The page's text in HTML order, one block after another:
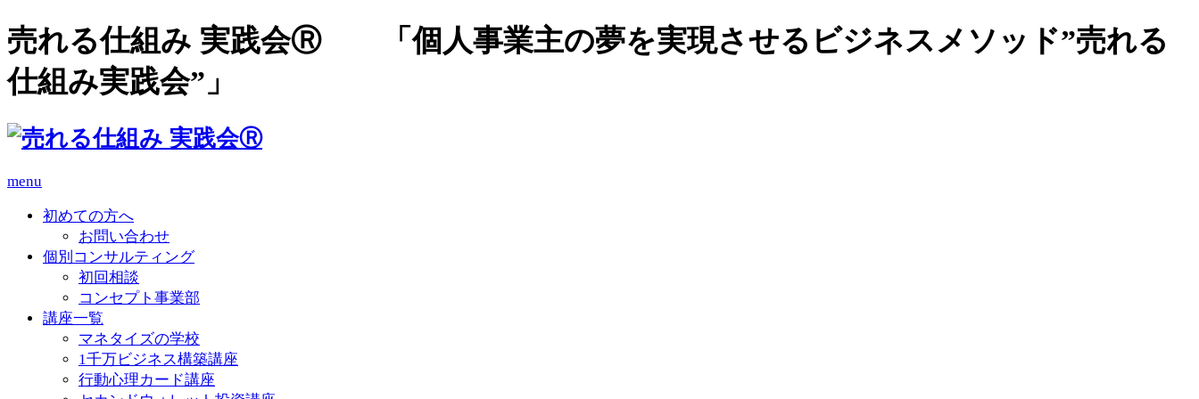
売れる仕組み 実践会Ⓡ 「個人事業主の夢を実現させるビジネスメソッド”売れる
仕組み実践会”」
menu
初めての方へ
お問い合わせ
個別コンサルティング
初回相談
コンセプト事業部
講座一覧
マネタイズの学校
1千万ビジネス構築講座
行動心理カード講座